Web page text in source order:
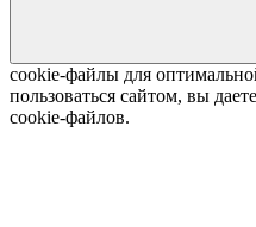
cookie-файлы для
пользоваться сайтом, вы
cookie-файлов.